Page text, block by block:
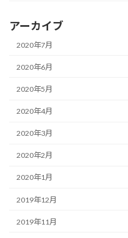
アーカイブ
2020年7月
2020年6月
2020年5月
2020年4月
2020年3月
2020年2月
2020年1月
2019年12月
2019年11月